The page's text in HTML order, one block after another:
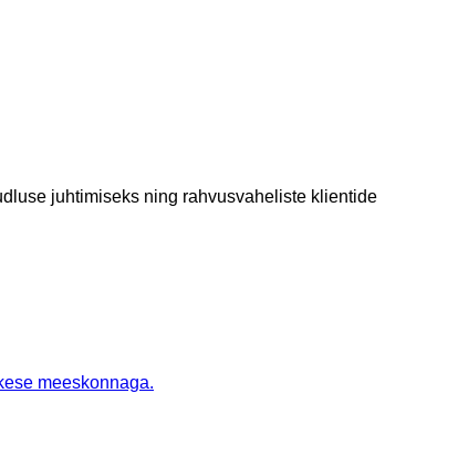
juhtimiseks ning rahvusvaheliste klientide
meeskonnaga.